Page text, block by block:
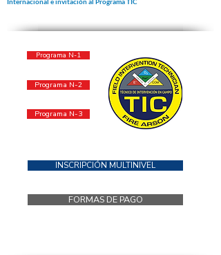
Programa N-1
Programa N-2
Programa N-3
INSCRIPCIÓN MULTINIVEL
FORMAS DE PAGO